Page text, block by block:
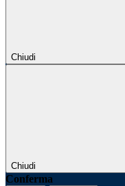
Chiudi
Chiudi
Conferma